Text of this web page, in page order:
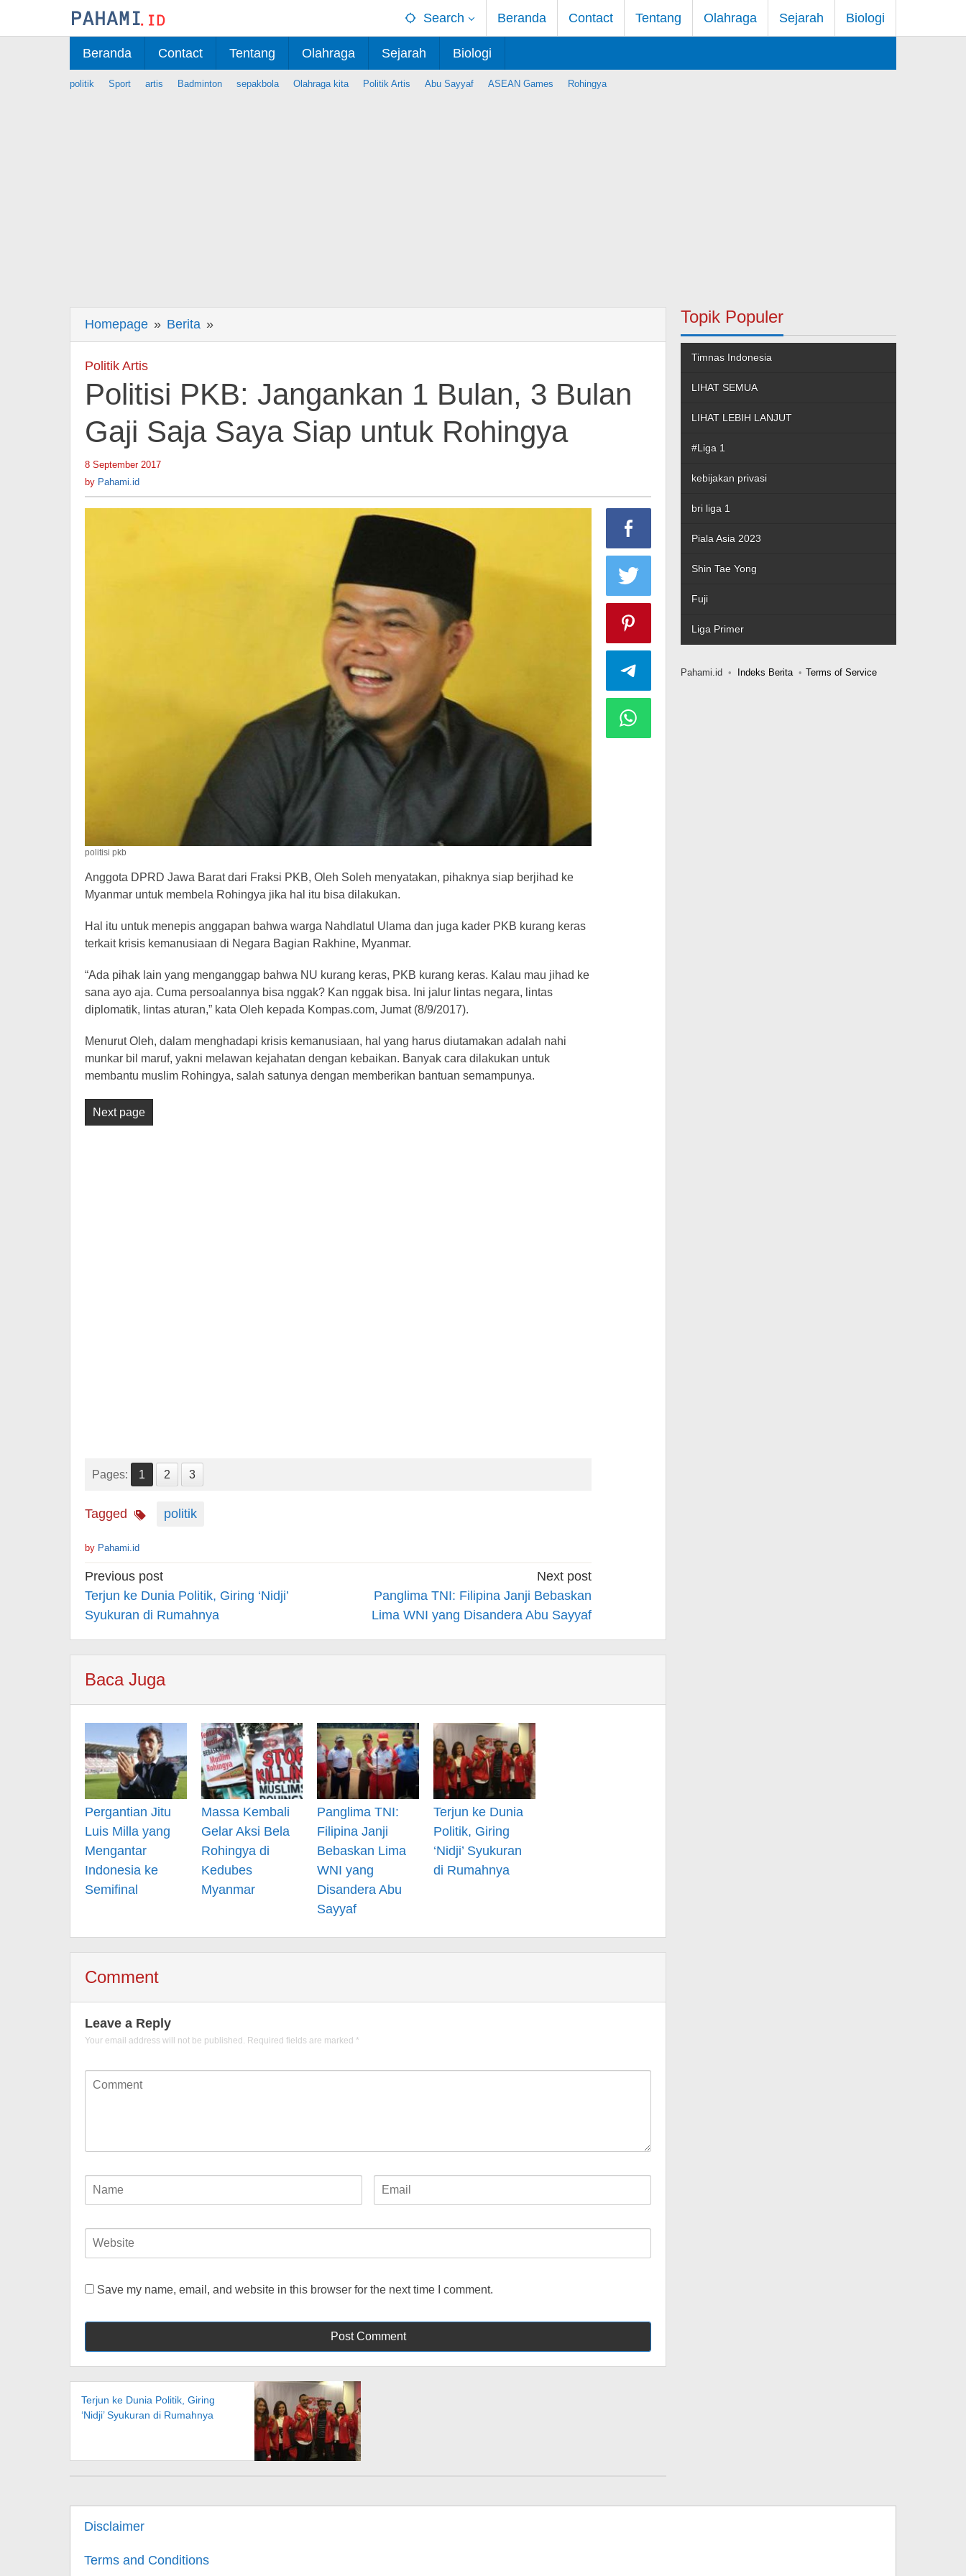
Search Beranda Contact Tentang Olahraga Sejarah Biologi
Beranda Contact Tentang Olahraga Sejarah Biologi
politik Sport artis Badminton sepakbola Olahraga kita Politik Artis Abu Sayyaf ASEAN Games Rohingya
Homepage » Berita »
PKB:
1
Bulan,
3
Bulan
Saya
Politik Artis
Politisi PKB: Jangankan 1 Bulan, 3 Bulan
Gaji Saja Saya Siap untuk Rohingya
8 September 2017
by Pahami.id
politisi pkb
Anggota DPRD Jawa Barat dari Fraksi PKB, Oleh Soleh menyatakan, pihaknya siap berjihad ke
Myanmar untuk membela Rohingya jika hal itu bisa dilakukan.
Hal itu untuk menepis anggapan bahwa warga Nahdlatul Ulama dan juga kader PKB kurang keras
terkait krisis kemanusiaan di Negara Bagian Rakhine, Myanmar.
“Ada pihak lain yang menganggap bahwa NU kurang keras, PKB kurang keras. Kalau mau jihad ke
sana ayo aja. Cuma persoalannya bisa nggak? Kan nggak bisa. Ini jalur lintas negara, lintas
diplomatik, lintas aturan,” kata Oleh kepada Kompas.com, Jumat (8/9/2017).
Menurut Oleh, dalam menghadapi krisis kemanusiaan, hal yang harus diutamakan adalah nahi
munkar bil maruf, yakni melawan kejahatan dengan kebaikan. Banyak cara dilakukan untuk
membantu muslim Rohingya, salah satunya dengan memberikan bantuan semampunya.
Next page
Pages: 1 2 3
Tagged politik
by Pahami.id
Post
navigation
Previous post
Terjun ke Dunia Politik, Giring ‘Nidji’
Syukuran di Rumahnya
Next post
Panglima TNI: Filipina Janji Bebaskan
Lima WNI yang Disandera Abu Sayyaf
Baca Juga
Pergantian Jitu
Luis Milla yang
Mengantar
Indonesia ke
Semifinal
Massa Kembali
Gelar Aksi Bela
Rohingya di
Kedubes
Myanmar
Panglima TNI:
Filipina Janji
Bebaskan Lima
WNI yang
Disandera Abu
Sayyaf
Terjun ke Dunia
Politik, Giring
‘Nidji’ Syukuran
di Rumahnya
Comment
Leave a Reply
Your email address will not be published. Required fields are marked *
Save my name, email, and website in this browser for the next time I comment.
Terjun ke Dunia Politik, Giring
‘Nidji’ Syukuran di Rumahnya
Topik Populer
Timnas Indonesia
LIHAT SEMUA
LIHAT LEBIH LANJUT
#Liga 1
kebijakan privasi
bri liga 1
Piala Asia 2023
Shin Tae Yong
Fuji
Liga Primer
Pahami.id Indeks Berita Terms of Service
Disclaimer
Terms and Conditions